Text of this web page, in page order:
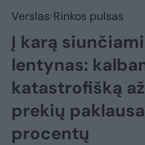
Verslas Rinkos pulsas
Į karą
lentynas:
katastrofišką
prekių
procentų